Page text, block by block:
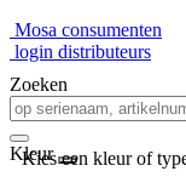
Mosa consumenten
login distributeurs
Zoeken
Kleur
Kies een kleur of